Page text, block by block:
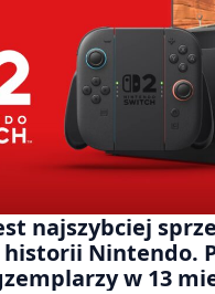
najszybciej
Nintendo.
w 13